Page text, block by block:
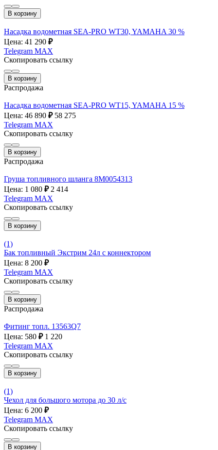
В корзину
Насадка водометная SEA-PRO WT30, YAMAHA 30 %
Цена: 41 290 ₽
Telegram MAX
Скопировать ссылку
В корзину
Распродажа
Насадка водометная SEA-PRO WT15, YAMAHA 15 %
Цена: 46 890 ₽ 58 275
Telegram MAX
Скопировать ссылку
В корзину
Распродажа
Груша топливного шланга 8М0054313
Цена: 1 080 ₽ 2 414
Telegram MAX
Скопировать ссылку
В корзину
(1)
Бак топливный Экстрим 24л с коннектором
Цена: 8 200 ₽
Telegram MAX
Скопировать ссылку
В корзину
Распродажа
Фитинг топл. 13563Q7
Цена: 580 ₽ 1 220
Telegram MAX
Скопировать ссылку
В корзину
(1)
Чехол для большого мотора до 30 л/с
Цена: 6 200 ₽
Telegram MAX
Скопировать ссылку
В корзину